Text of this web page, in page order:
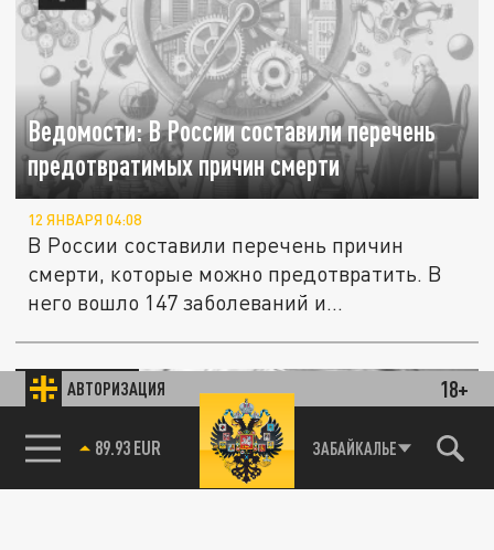
АВТОРИЗАЦИЯ 18+
85.64 BRENT ЗАБАЙКАЛЬЕ
Ведомости: В России составили перечень
предотвратимых причин смерти
12 ЯНВАРЯ 04:08
В России составили перечень причин
смерти, которые можно предотвратить. В
него вошло 147 заболеваний и...
ОБЩЕСТВО